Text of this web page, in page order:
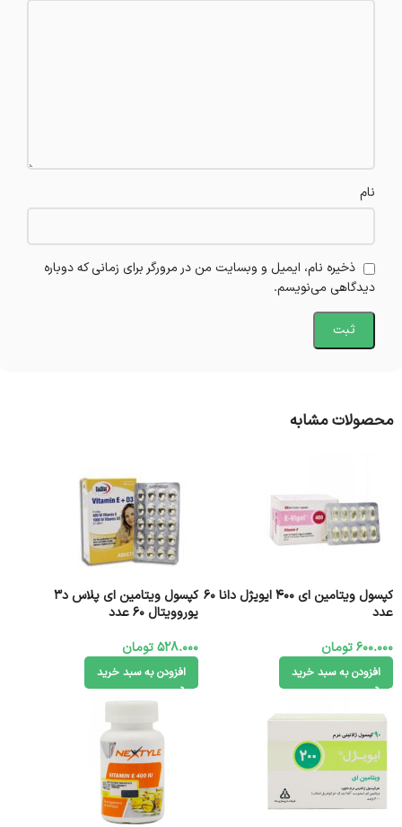
نام
ذخیره نام، ایمیل و وبسایت من در مرورگر برای زمانی که دوباره
دیدگاهی می‌نویسم.
محصولات مشابه
کپسول ویتامین ای 400 ایویژل دانا 60
عدد
600.000تومان
افزودن به سبد خرید
کپسول ویتامین ای پلاس د3
یوروویتال 60 عدد
528.000تومان
افزودن به سبد خرید